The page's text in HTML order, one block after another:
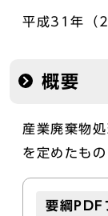
平成31年（
概要
産業廃棄物
を定めたもの
要綱PDF